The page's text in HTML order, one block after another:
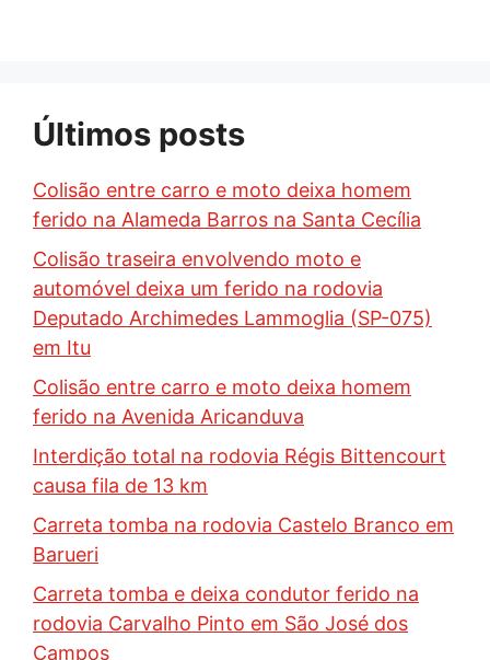
Últimos posts
Colisão entre carro e moto deixa homem
ferido na Alameda Barros na Santa Cecília
Colisão traseira envolvendo moto e
automóvel deixa um ferido na rodovia
Deputado Archimedes Lammoglia (SP-075)
em Itu
Colisão entre carro e moto deixa homem
ferido na Avenida Aricanduva
Interdição total na rodovia Régis Bittencourt
causa fila de 13 km
Carreta tomba na rodovia Castelo Branco em
Barueri
Carreta tomba e deixa condutor ferido na
rodovia Carvalho Pinto em São José dos
Campos